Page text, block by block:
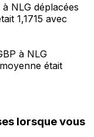
NLG déplacées
1,1715 avec
à NLG
était
lorsque vous